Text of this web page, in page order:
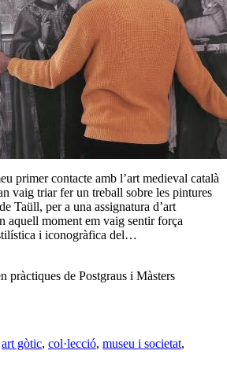
primer contacte amb l’art medieval català
vaig triar fer un treball sobre les pintures
Taüll, per a una assignatura d’art
aquell moment em vaig sentir força
i iconogràfica del…
pràctiques de Postgraus i Màsters
art gòtic, col·lecció, museu i societat,